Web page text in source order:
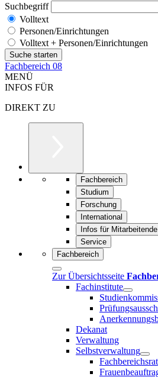
Suchbegriff
Volltext
Personen/Einrichtungen
Volltext + Personen/Einrichtungen
Fachbereich 08
MENÜ
INFOS FÜR
DIREKT ZU
Fachbereich
Studium
Forschung
International
Infos für Mitarbeitende
Service
Fachbereich
Zur Übersichtsseite
Fachinstitute
Dekanat
Verwaltung
Selbstverwaltung
Fachbereichsrat